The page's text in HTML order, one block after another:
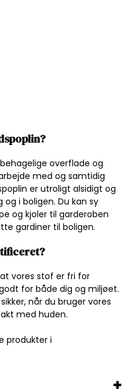
overflade og
med og samtidig
er utroligt alsidigt og
i boligen. Du kan sy
og kjoler til garderoben
gardiner til boligen.
vores stof er fri for
for både dig og miljøet.
når du bruger vores
med huden.
produkter i